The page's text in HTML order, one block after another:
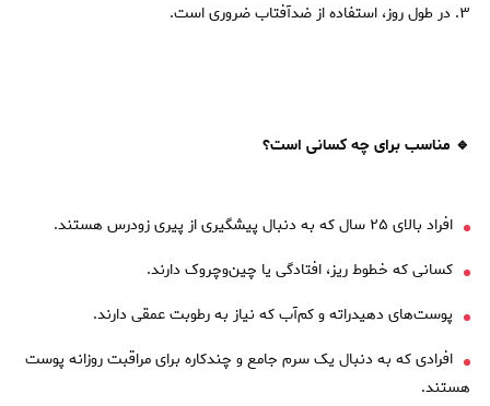
در طول روز، استفاده از ضدآفتاب ضروری است.
🔹 مناسب برای چه کسانی است؟
افراد بالای ۲۵ سال که به دنبال پیشگیری از پیری زودرس هستند.
کسانی که خطوط ریز، افتادگی یا چین‌وچروک دارند.
پوست‌های دهیدراته و کم‌آب که نیاز به رطوبت عمقی دارند.
افرادی که به دنبال یک سرم جامع و چندکاره برای مراقبت روزانه پوست
هستند.